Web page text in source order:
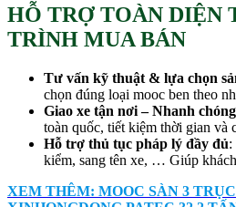
HỖ TRỢ TOÀN DIỆN
TRÌNH MUA BÁN
Tư vấn kỹ thuật & lựa chọn
chọn đúng loại mooc ben theo
Giao xe tận nơi –Nhanh
toàn quốc, tiết kiệm thời gian và
Hỗ trợ thủ tục pháp lý đầy đủ:
kiểm, sang tên xe, … Giúp
XEM THÊM: MOOC SÀN 3